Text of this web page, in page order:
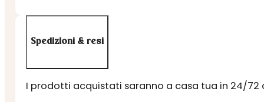
Spedizioni & resi
I prodotti acquistati saranno a casa tua in 24/72